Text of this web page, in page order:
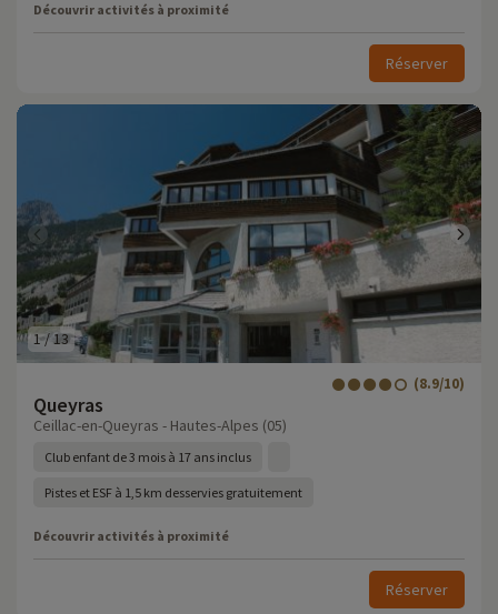
Découvrir activités à proximité
Réserver
1/13
Queyras
(8.9/10)
Ceillac-en-Queyras - Hautes-Alpes (05)
Club enfant de 3 mois à 17 ans inclus
Pistes et ESF à 1,5 km desservies gratuitement
Découvrir activités à proximité
Réserver